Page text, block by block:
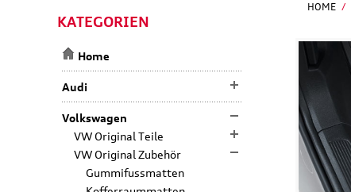
HOME /
KATEGORIEN
Home
Audi
Volkswagen
VW Original Teile
VW Original Zubehör
Gummifussmatten